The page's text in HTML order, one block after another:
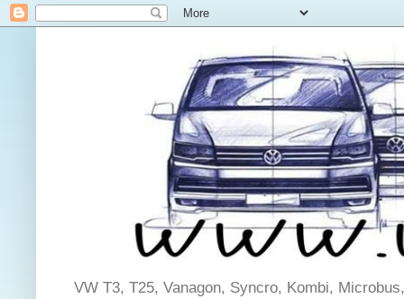
VW T3, T25, Vanagon, Syncro, Kombi,